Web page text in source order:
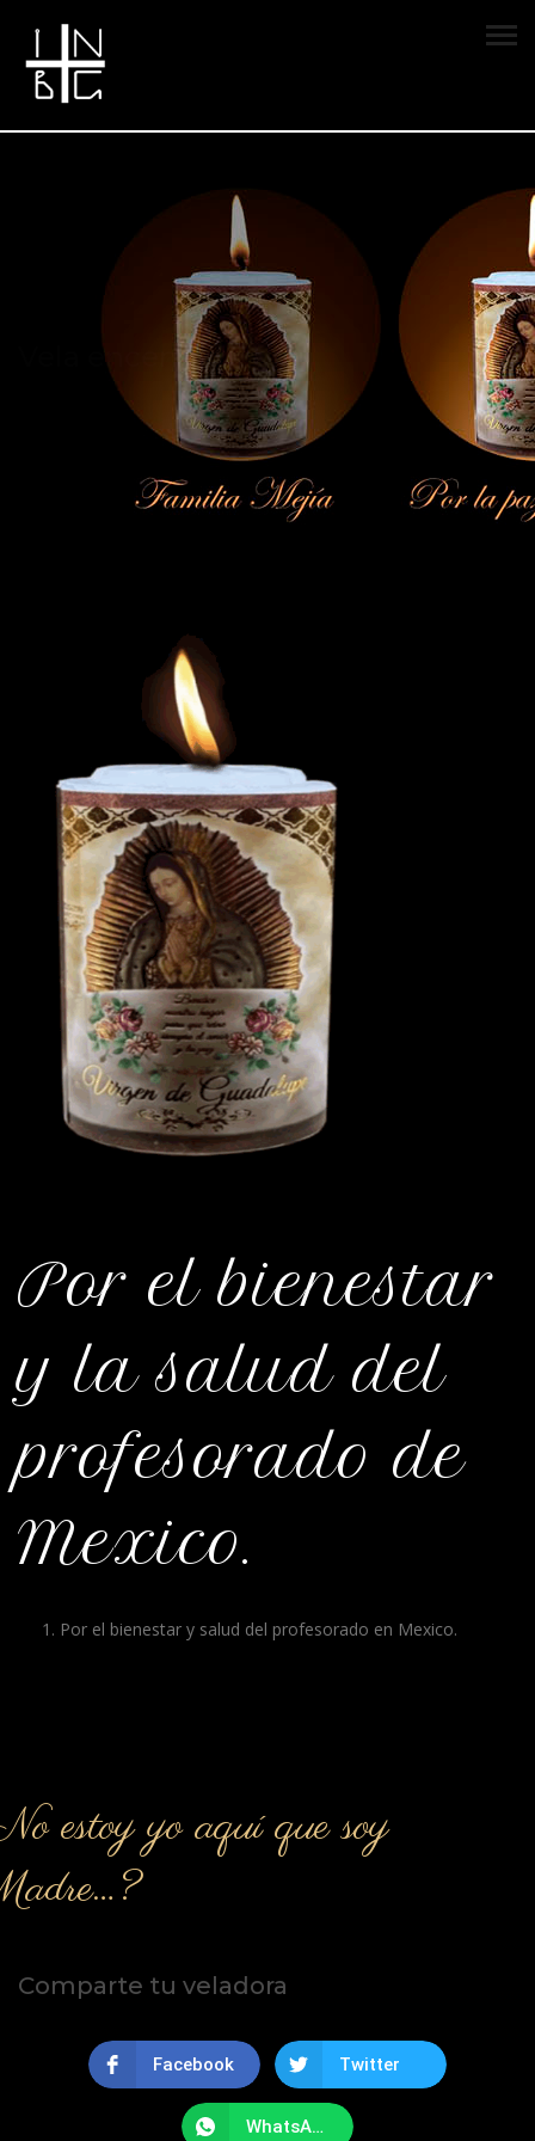
Vela encendida
Por el bienestar
y la salud del
profesorado de
Mexico.
Por el bienestar y salud del profesorado en Mexico.
estoy yo aquí que soy
Comparte tu veladora
Facebook Twitter
WhatsApp